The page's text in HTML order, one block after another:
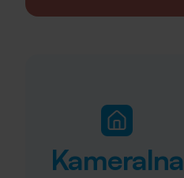
Kameralna